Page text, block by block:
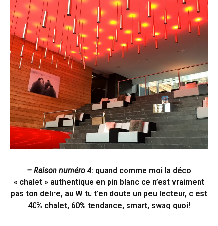
– Raison numéro 4: quand comme moi la déco
« chalet » authentique en pin blanc ce n’est vraiment
pas ton délire, au W tu t’en doute un peu lecteur, c est
40% chalet, 60% tendance, smart, swag quoi!